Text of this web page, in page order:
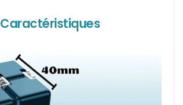
Caractéristiques